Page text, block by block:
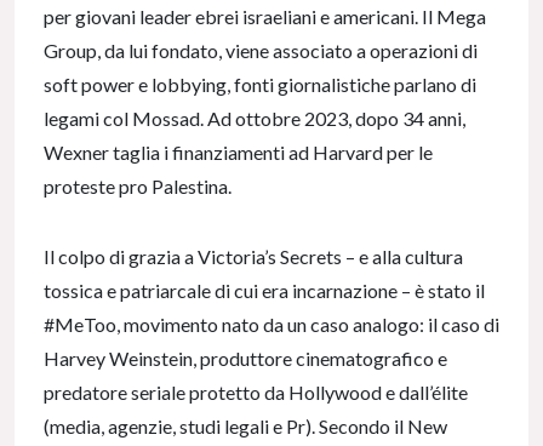
per giovani leader ebrei israeliani e americani. Il Mega
Group, da lui fondato, viene associato a operazioni di
soft power e lobbying, fonti giornalistiche parlano di
legami col Mossad. Ad ottobre 2023, dopo 34 anni,
Wexner taglia i finanziamenti ad Harvard per le
proteste pro Palestina.
Il colpo di grazia a Victoria’s Secrets – e alla cultura
tossica e patriarcale di cui era incarnazione – è stato il
#MeToo, movimento nato da un caso analogo: il caso di
Harvey Weinstein, produttore cinematografico e
predatore seriale protetto da Hollywood e dall’élite
(media, agenzie, studi legali e Pr). Secondo il New